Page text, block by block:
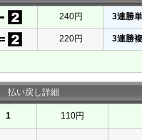
240円 3連勝
220円 3連勝
払い戻し詳細
1 110円